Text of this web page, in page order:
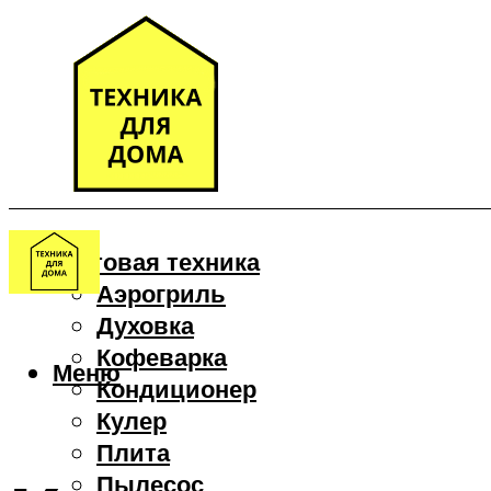
Бытовая техника
Аэрогриль
Духовка
Кофеварка
Кондиционер
Кулер
Плита
Пылесос
Меню